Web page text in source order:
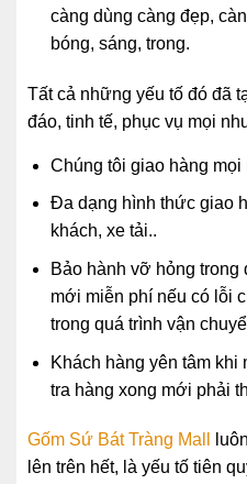
càng dùng càng đẹp,
bóng, sáng, trong.
Tất cả những yếu tố đó đã
đáo, tinh tế, phục vụ mọi
Chúng tôi giao hàng mọi
Đa dạng hình thức giao
khách, xe tải..
Bảo hành vỡ hỏng trong
mới miễn phí nếu có lỗi
trong quá trình vận
Khách hàng yên tâm khi
tra hàng xong mới phải
Gốm Sứ Bát Tràng Mall
lên trên hết, là yếu tố tiên